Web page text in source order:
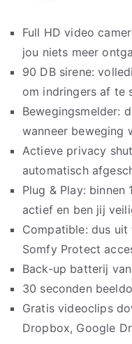
Full HD video
jou niets meer
90 DB sirene:
om indringers af te
Bewegingsmelder:
wanneer beweging
Actieve privacy
automatisch
Plug & Play: binnen
actief en ben jij
Compatible: dus
Somfy Protect
Back-up batterij
30 seconden
Gratis videoclips
Dropbox, Google